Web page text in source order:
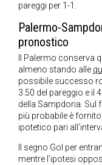
pareggi per 1-1.
Palermo-
pronostico
Il Palermo conserva
almeno stando alle
possibile successo
3.50 del pareggio e il
della Sampdoria. Sul
più probabile è fornito
ipotetico pari
Il segno Gol per
mentre l’ipotesi